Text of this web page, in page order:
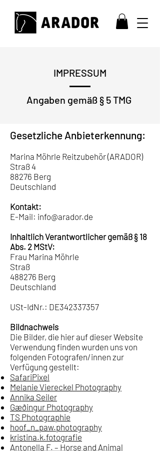
IMPRESSUM
Angaben gemäß § 5 TMG
Gesetzliche Anbieterkennung:
Marina Möhrle Reitzubehör (ARADOR)
Straß 4
88276 Berg
Deutschland
Kontakt:
E-Mail: info@arador.de
Inhaltlich Verantwortlicher gemäß § 18
Abs. 2 MStV:
Frau Marina Möhrle
Straß
488276 Berg
Deutschland
USt-IdNr.: DE342337357
Bildnachweis
Die Bilder, die hier auf dieser Website
Verwendung finden wurden uns von
folgenden Fotografen/innen zur
Verfügung gestellt:
SafariPixel
Melanie Viereckel Photography
Annika Seiler
Gæðingur Photography
TS Photographie
hoof_n_paw.photography
kristina.k.fotografie
Antonella F. – Horse and Animal